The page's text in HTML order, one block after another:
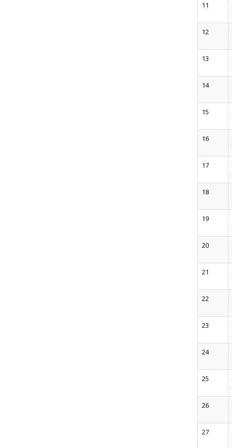
11
12
13
14
15
16
17
18
19
20
21
22
23
24
25
26
27